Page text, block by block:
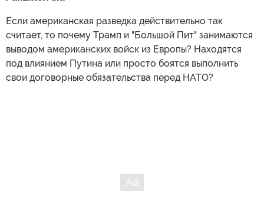
Если американская разведка действительно так
считает, то почему Трамп и "Большой Пит" занимаются
выводом американских войск из Европы? Находятся
под влиянием Путина или просто боятся выполнить
свои договорные обязательства перед НАТО?